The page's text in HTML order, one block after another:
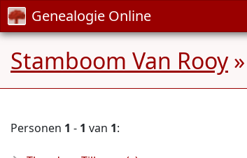
Genealogie Online
Stamboom Van Rooy
Personen 1 - 1 van 1: